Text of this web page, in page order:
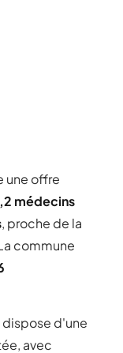
une offre
médecins
, proche de la
commune
dispose d'une
avec